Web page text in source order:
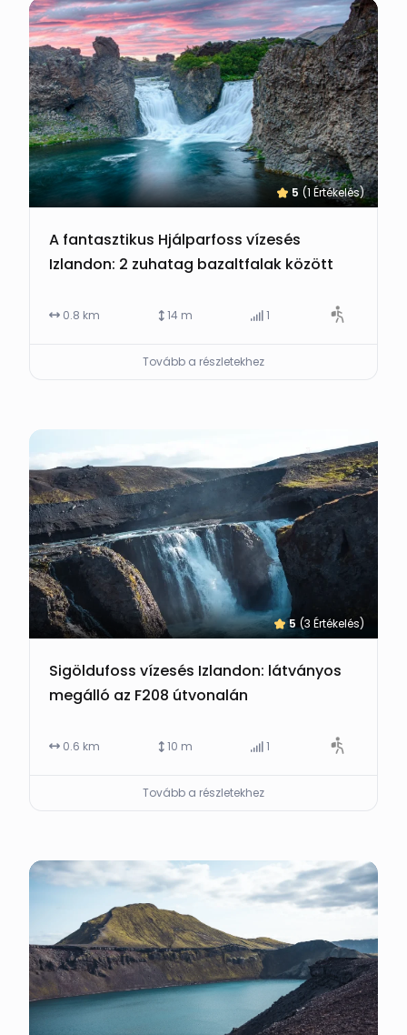
5 (1 Értékelés)
A fantasztikus Hjálparfoss vízesés
Izlandon: 2 zuhatag bazaltfalak között
0.8 km 14 m 1
Tovább a részletekhez
5 (3 Értékelés)
Sigöldufoss vízesés Izlandon: látványos
megálló az F208 útvonalán
0.6 km 10 m 1
Tovább a részletekhez